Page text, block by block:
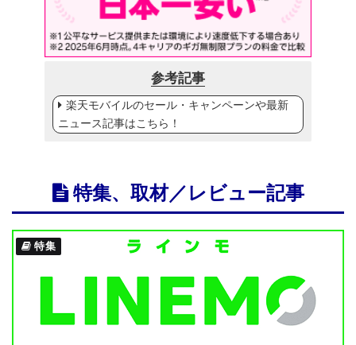
参考記事
楽天モバイルのセール・キャンペーンや最新
ニュース記事はこちら！
特集、取材／レビュー記事
特集